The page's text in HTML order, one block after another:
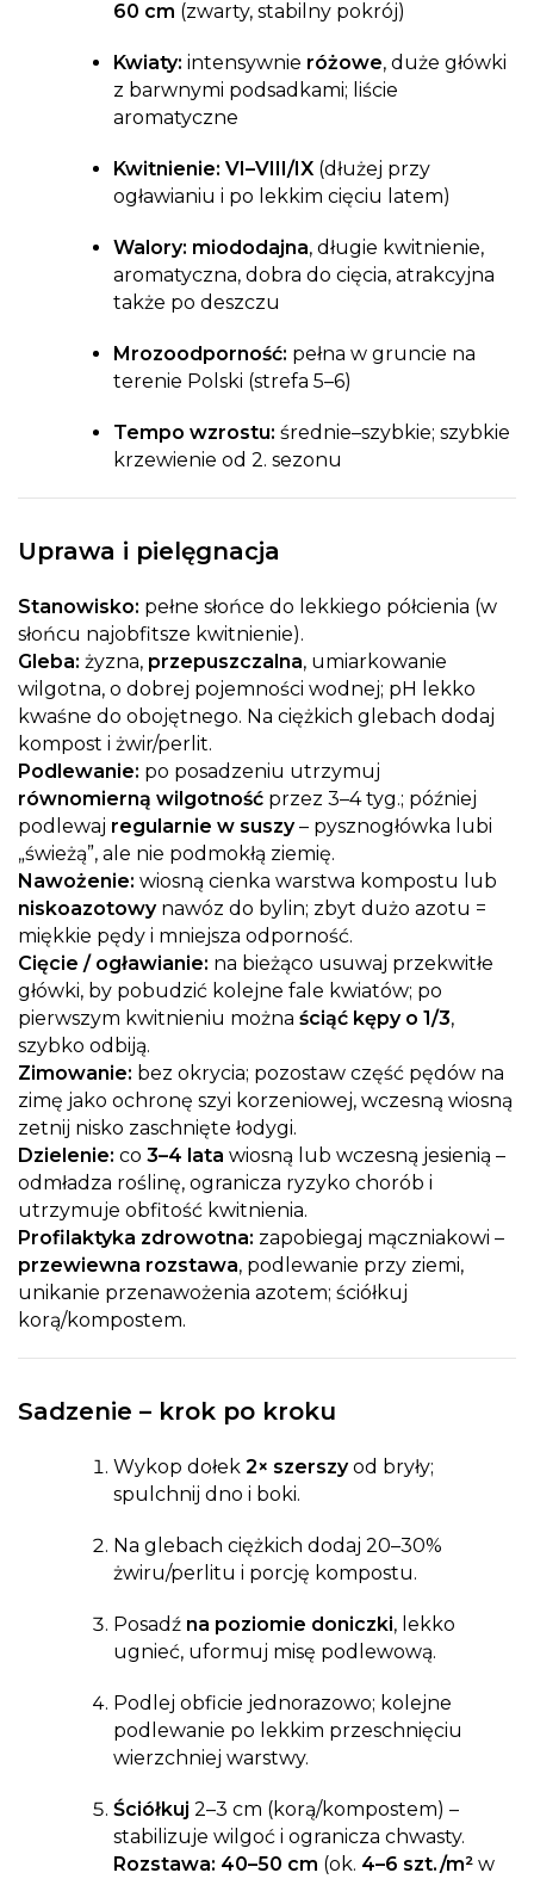
60 cm (zwarty, stabilny pokrój)
Kwiaty: intensywnie różowe, duże główki
z barwnymi podsadkami; liście
aromatyczne
Kwitnienie: VI–VIII/IX (dłużej przy
ogławianiu i po lekkim cięciu latem)
Walory: miododajna, długie kwitnienie,
aromatyczna, dobra do cięcia, atrakcyjna
także po deszczu
Mrozoodporność: pełna w gruncie na
terenie Polski (strefa 5–6)
Tempo wzrostu: średnie–szybkie; szybkie
krzewienie od 2. sezonu
Uprawa i pielęgnacja
Stanowisko: pełne słońce do lekkiego półcienia (w
słońcu najobfitsze kwitnienie).
Gleba: żyzna, przepuszczalna, umiarkowanie
wilgotna, o dobrej pojemności wodnej; pH lekko
kwaśne do obojętnego. Na ciężkich glebach dodaj
kompost i żwir/perlit.
Podlewanie: po posadzeniu utrzymuj
równomierną wilgotność przez 3–4 tyg.; później
podlewaj regularnie w suszy– pysznogłówka lubi
„świeżą”, ale nie podmokłą ziemię.
Nawożenie: wiosną cienka warstwa kompostu lub
niskoazotowynawóz do bylin; zbyt dużo azotu =
miękkie pędy i mniejsza odporność.
Cięcie / ogławianie: na bieżąco usuwaj przekwitłe
główki, by pobudzić kolejne fale kwiatów; po
pierwszym kwitnieniu można ściąć kępy o 1/3,
szybko odbiją.
Zimowanie: bez okrycia; pozostaw część pędów na
zimę jako ochronę szyi korzeniowej, wczesną wiosną
zetnij nisko zaschnięte łodygi.
Dzielenie: co 3–4 lata wiosną lub wczesną jesienią –
odmładza roślinę, ogranicza ryzyko chorób i
utrzymuje obfitość kwitnienia.
Profilaktyka zdrowotna: zapobiegaj mączniakowi –
przewiewna rozstawa, podlewanie przy ziemi,
unikanie przenawożenia azotem; ściółkuj
korą/kompostem.
Sadzenie – krok po kroku
Wykop dołek 2× szerszyod bryły;
spulchnij dno i boki.
Na glebach ciężkich dodaj 20–30%
żwiru/perlitu i porcję kompostu.
Posadź na poziomie doniczki, lekko
ugnieć, uformuj misę podlewową.
Podlej obficie jednorazowo; kolejne
podlewanie po lekkim przeschnięciu
wierzchniej warstwy.
Ściółkuj 2–3 cm (korą/kompostem) –
stabilizuje wilgoć i ogranicza chwasty.
Rozstawa: 40–50 cm (ok. 4–6 szt./m² w